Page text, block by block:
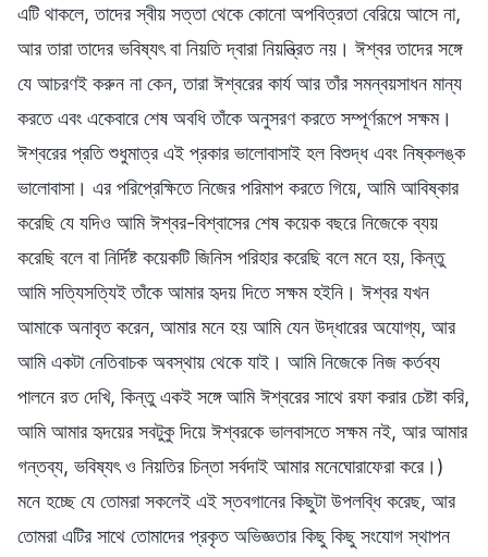
এটি থাকলে, তাদের স্বীয় সত্তা থেকে কোনো অপবিত্রতা বেরিয়ে আসে না,
আর তারা তাদের ভবিষ্যৎ বা নিয়তি দ্বারা নিয়ন্ত্রিত নয়। ঈশ্বর তাদের সঙ্গে
যে আচরণই করুন না কেন, তারা ঈশ্বরের কার্য আর তাঁর সমন্বয়সাধন মান্য
করতে এবং একেবারে শেষ অবধি তাঁকে অনুসরণ করতে সম্পূর্ণরূপে সক্ষম।
ঈশ্বরের প্রতি শুধুমাত্র এই প্রকার ভালোবাসাই হল বিশুদ্ধ এবং নিষ্কলঙ্ক
ভালোবাসা। এর পরিপ্রেক্ষিতে নিজের পরিমাপ করতে গিয়ে, আমি আবিষ্কার
করেছি যে যদিও আমি ঈশ্বর-বিশ্বাসের শেষ কয়েক বছরে নিজেকে ব্যয়
করেছি বলে বা নির্দিষ্ট কয়েকটি জিনিস পরিহার করেছি বলে মনে হয়, কিন্তু
আমি সত্যিসত্যিই তাঁকে আমার হৃদয় দিতে সক্ষম হইনি। ঈশ্বর যখন
আমাকে অনাবৃত করেন, আমার মনে হয় আমি যেন উদ্ধারের অযোগ্য, আর
আমি একটা নেতিবাচক অবস্থায় থেকে যাই। আমি নিজেকে নিজ কর্তব্য
পালনে রত দেখি, কিন্তু একই সঙ্গে আমি ঈশ্বরের সাথে রফা করার চেষ্টা করি,
আমি আমার হৃদয়ের সবটুকু দিয়ে ঈশ্বরকে ভালবাসতে সক্ষম নই, আর আমার
গন্তব্য, ভবিষ্যৎ ও নিয়তির চিন্তা সর্বদাই আমার মনেঘোরাফেরা করে।)
মনে হচ্ছে যে তোমরা সকলেই এই স্তবগানের কিছুটা উপলব্ধি করেছ, আর
তোমরা এটির সাথে তোমাদের প্রকৃত অভিজ্ঞতার কিছু কিছু সংযোগ স্থাপন